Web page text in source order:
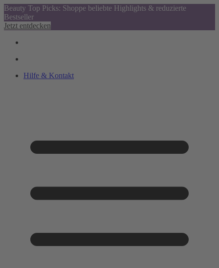
Beauty Top Picks: Shoppe beliebte Highlights & reduzierte
Bestseller
Jetzt entdecken
Hilfe & Kontakt